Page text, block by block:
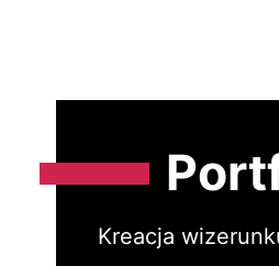
Kreacja